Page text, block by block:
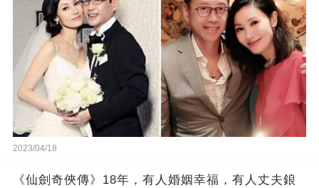
2023/04/18
《仙劍奇俠傳》18年，有人婚姻幸福，有人丈夫鋃